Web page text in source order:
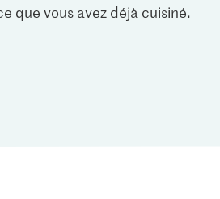
que vous avez déjà cuisiné.